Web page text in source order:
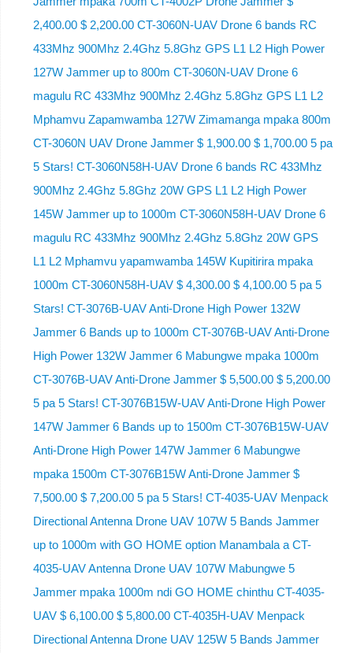
2,400.00 $ 2,200.00 CT-3060N-UAV Drone 6 bands RC
433Mhz 900Mhz 2.4Ghz 5.8Ghz GPS L1 L2 High Power
127W Jammer up to 800m CT-3060N-UAV Drone 6
magulu RC 433Mhz 900Mhz 2.4Ghz 5.8Ghz GPS L1 L2
Mphamvu Zapamwamba 127W Zimamanga mpaka 800m
CT-3060N UAV Drone Jammer $ 1,900.00 $ 1,700.00 5 pa
5 Stars! CT-3060N58H-UAV Drone 6 bands RC 433Mhz
900Mhz 2.4Ghz 5.8Ghz 20W GPS L1 L2 High Power
145W Jammer up to 1000m CT-3060N58H-UAV Drone 6
magulu RC 433Mhz 900Mhz 2.4Ghz 5.8Ghz 20W GPS
L1 L2 Mphamvu yapamwamba 145W Kupitirira mpaka
1000m CT-3060N58H-UAV $ 4,300.00 $ 4,100.00 5 pa 5
Stars! CT-3076B-UAV Anti-Drone High Power 132W
Jammer 6 Bands up to 1000m CT-3076B-UAV Anti-Drone
High Power 132W Jammer 6 Mabungwe mpaka 1000m
CT-3076B-UAV Anti-Drone Jammer $ 5,500.00 $ 5,200.00
5 pa 5 Stars! CT-3076B15W-UAV Anti-Drone High Power
147W Jammer 6 Bands up to 1500m CT-3076B15W-UAV
Anti-Drone High Power 147W Jammer 6 Mabungwe
mpaka 1500m CT-3076B15W Anti-Drone Jammer $
7,500.00 $ 7,200.00 5 pa 5 Stars! CT-4035-UAV Menpack
Directional Antenna Drone UAV 107W 5 Bands Jammer
up to 1000m with GO HOME option Manambala a CT-
4035-UAV Antenna Drone UAV 107W Mabungwe 5
Jammer mpaka 1000m ndi GO HOME chinthu CT-4035-
UAV $ 6,100.00 $ 5,800.00 CT-4035H-UAV Menpack
Directional Antenna Drone UAV 125W 5 Bands Jammer